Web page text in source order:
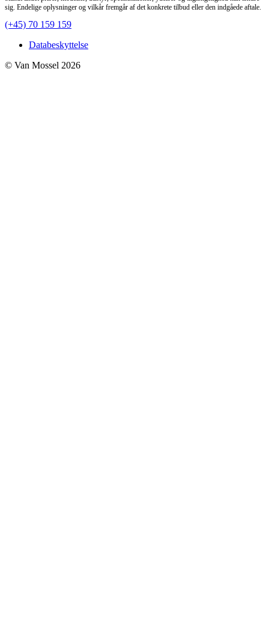
sig. Endelige oplysninger og vilkår fremgår af det konkrete tilbud eller den indgåede aftale.
(+45) 70 159 159
Databeskyttelse
© Van Mossel 2026